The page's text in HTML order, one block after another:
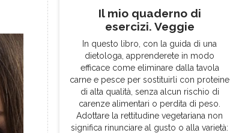
Il mio quaderno di
esercizi. Veggie
In questo libro, con la guida di una
dietologa, apprenderete in modo
efficace come eliminare dalla tavola
carne e pesce per sostituirli con proteine
di alta qualità, senza alcun rischio di
carenze alimentari o perdita di peso.
Adottare la rettitudine vegetariana non
significa rinunciare al gusto o alla varietà: